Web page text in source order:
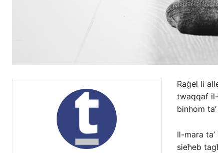
Raġel li
twaqqaf
binhom
Il-mara
sieħeb